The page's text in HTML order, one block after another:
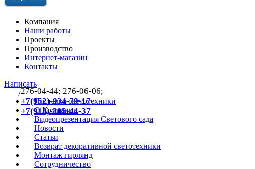
Компания
Наши работы
Проекты
Производство
Интернет-магазин
Контакты
Написать
/276-04-44; 276-06-06;
+7(952)-934-79-17
+7(913)-205-44-37
—Поставка светотехники
—О Компании
— Видеопрезентация Светового сада
— Новости
— Статьи
— Возврат декоративной светотехники
— Монтаж гирлянд
— Сотрудничество